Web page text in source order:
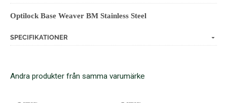
Optilock Base Weaver BM Stainless Steel
SPECIFIKATIONER
Andra produkter från samma varumärke